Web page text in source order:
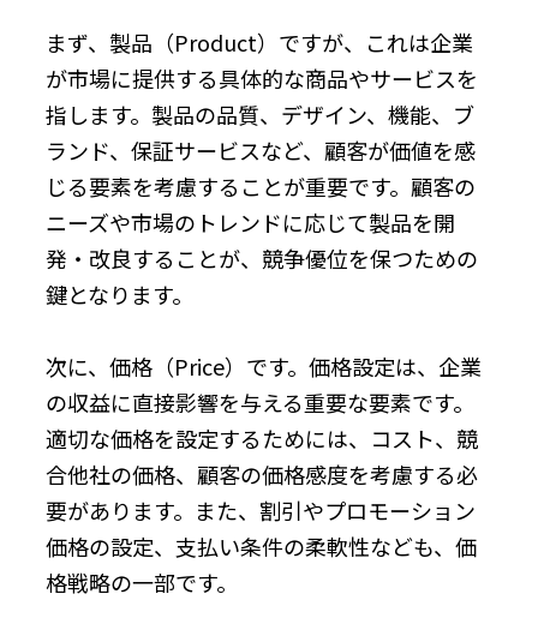
まず、製品（Product）ですが、これは企業
が市場に提供する具体的な商品やサービスを
指します。製品の品質、デザイン、機能、ブ
ランド、保証サービスなど、顧客が価値を感
じる要素を考慮することが重要です。顧客の
ニーズや市場のトレンドに応じて製品を開
発・改良することが、競争優位を保つための
鍵となります。
次に、価格（Price）です。価格設定は、企業
の収益に直接影響を与える重要な要素です。
適切な価格を設定するためには、コスト、競
合他社の価格、顧客の価格感度を考慮する必
要があります。また、割引やプロモーション
価格の設定、支払い条件の柔軟性なども、価
格戦略の一部です。